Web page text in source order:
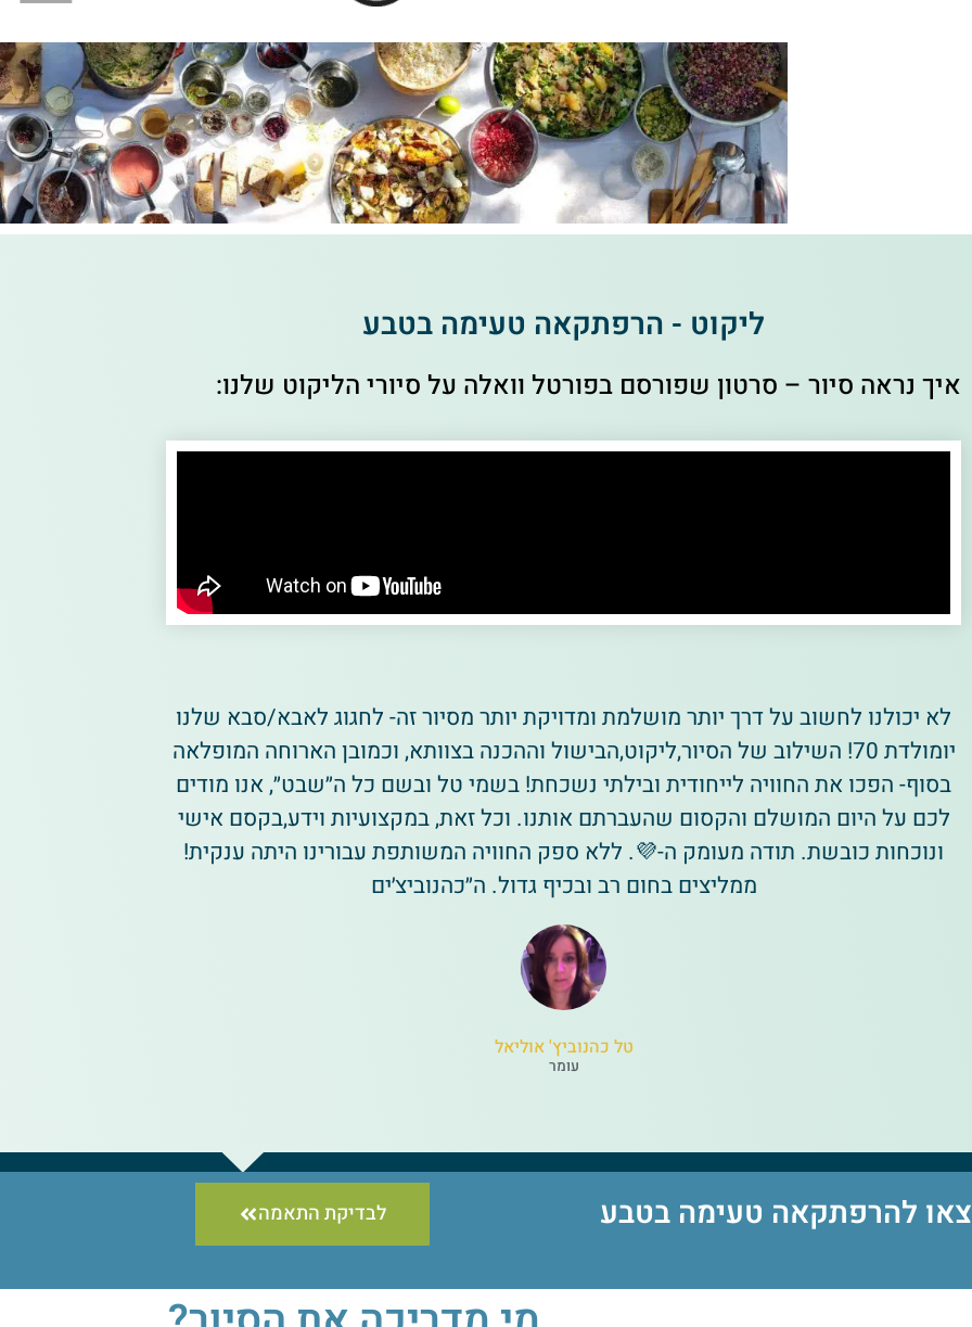
ליקוט - הרפתקאה טעימה בטבע
איך נראה סיור – סרטון שפורסם בפורטל וואלה על סיורי הליקוט שלנו:
לא יכולנו לחשוב על דרך יותר מושלמת ומדויקת יותר מסיור זה- לחגוג לאבא/סבא שלנו
יומולדת 70! השילוב של הסיור,ליקוט,הבישול וההכנה בצוותא, וכמובן הארוחה המופלאה
בסוף- הפכו את החוויה לייחודית ובילתי נשכחת! בשמי טל ובשם כל ה״שבט״, אנו מודים
לכם על היום המושלם והקסום שהעברתם אותנו. וכל זאת, במקצועיות וידע,בקסם אישי
ונוכחות כובשת. תודה מעומק ה-💜. ללא ספק החוויה המשותפת עבורינו היתה ענקית!
ממליצים בחום רב ובכיף גדול. ה״כהנוביצ׳ים
טל כהנוביץ' אוליאל
עומר
צאו להרפתקאה טעימה בטבע לבדיקת התאמה